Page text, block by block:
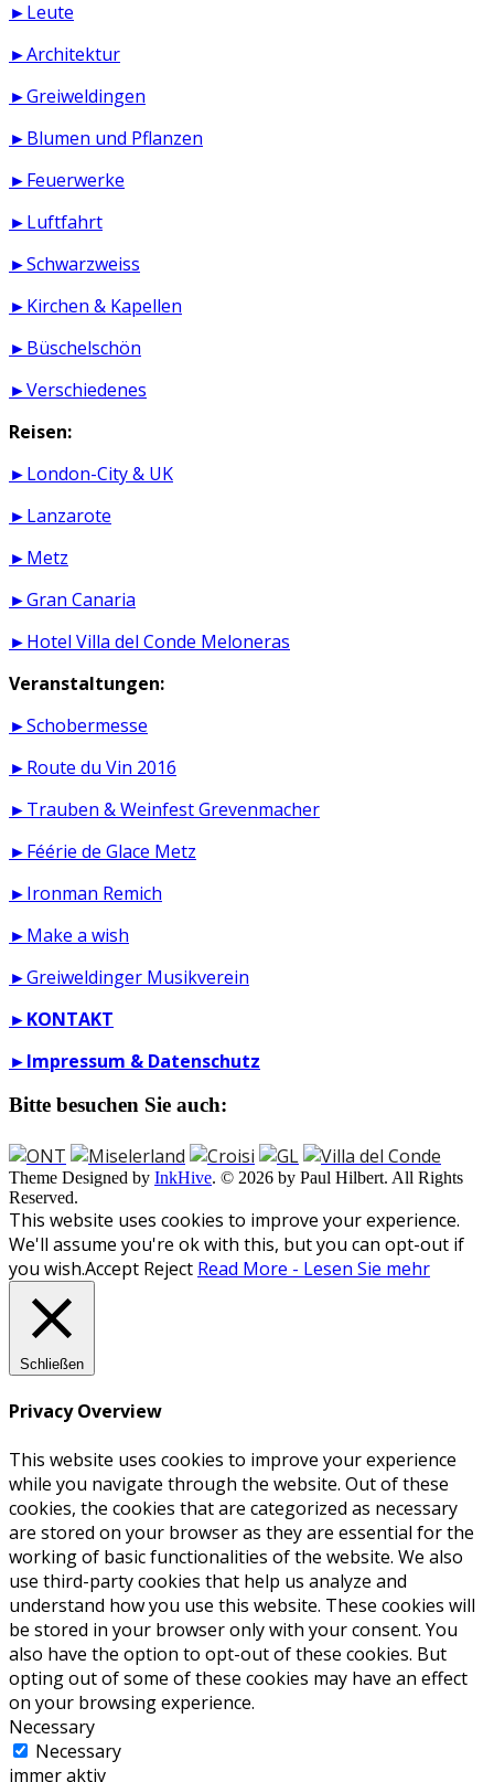
►Leute
►Architektur
►Greiweldingen
►Blumen und Pflanzen
►Feuerwerke
►Luftfahrt
►Schwarzweiss
►Kirchen & Kapellen
►Büschelschön
►Verschiedenes
Reisen:
►London-City & UK
►Lanzarote
►Metz
►Gran Canaria
►Hotel Villa del Conde Meloneras
Veranstaltungen:
►Schobermesse
►Route du Vin 2016
►Trauben & Weinfest Grevenmacher
►Féérie de Glace Metz
►Ironman Remich
►Make a wish
►Greiweldinger Musikverein
►KONTAKT
►Impressum & Datenschutz
Bitte besuchen Sie auch:
Theme Designed by InkHive. © 2026 by Paul Hilbert. All Rights
Reserved.
This website uses cookies to improve your experience.
We'll assume you're ok with this, but you can opt-out if
you wish.Accept Reject Read More - Lesen Sie mehr
Schließen
Privacy Overview
This website uses cookies to improve your experience
while you navigate through the website. Out of these
cookies, the cookies that are categorized as necessary
are stored on your browser as they are essential for the
working of basic functionalities of the website. We also
use third-party cookies that help us analyze and
understand how you use this website. These cookies will
be stored in your browser only with your consent. You
also have the option to opt-out of these cookies. But
opting out of some of these cookies may have an effect
on your browsing experience.
Necessary
Necessary
immer aktiv